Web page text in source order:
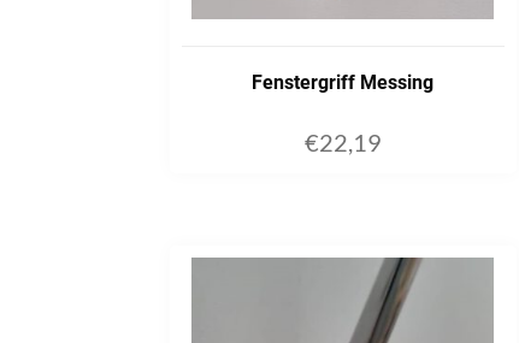
Fenstergriff Messing
€22,19
ADD TO CART